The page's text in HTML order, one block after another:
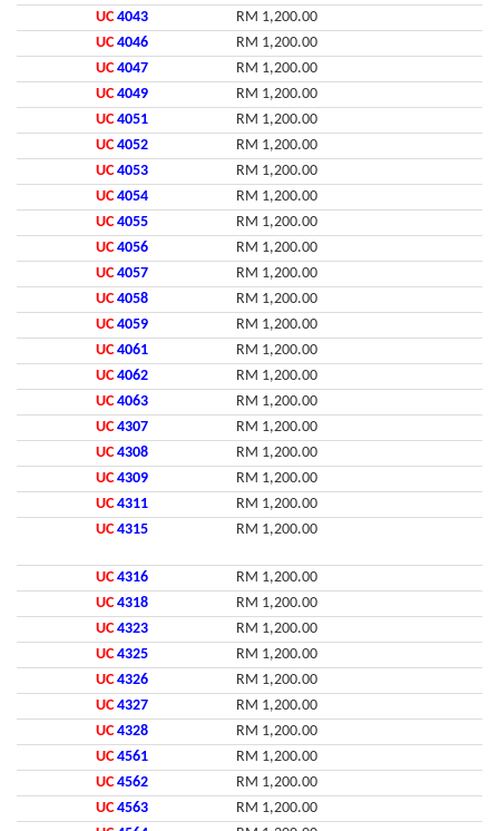
UC 4043
RM 1,200.00
UC 4046
RM 1,200.00
UC 4047
RM 1,200.00
UC 4049
RM 1,200.00
UC 4051
RM 1,200.00
UC 4052
RM 1,200.00
UC 4053
RM 1,200.00
UC 4054
RM 1,200.00
UC 4055
RM 1,200.00
UC 4056
RM 1,200.00
UC 4057
RM 1,200.00
UC 4058
RM 1,200.00
UC 4059
RM 1,200.00
UC 4061
RM 1,200.00
UC 4062
RM 1,200.00
UC 4063
RM 1,200.00
UC 4307
RM 1,200.00
UC 4308
RM 1,200.00
UC 4309
RM 1,200.00
UC 4311
RM 1,200.00
UC 4315 RM 1,200.00
UC 4316
RM 1,200.00
UC 4318
RM 1,200.00
UC 4323
RM 1,200.00
UC 4325
RM 1,200.00
UC 4326
RM 1,200.00
UC 4327
RM 1,200.00
UC 4328
RM 1,200.00
UC 4561
RM 1,200.00
UC 4562
RM 1,200.00
UC 4563
RM 1,200.00